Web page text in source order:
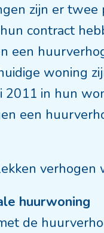
zijn er twee
contract
een
woning
2011 in hun
een
verhogen
huurwoning
de